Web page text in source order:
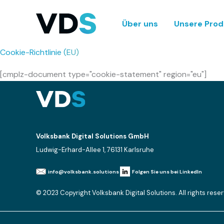
Über uns Unsere
Cookie-Richtlinie (EU)
[cmplz-document type="cookie-statement" region="eu"]
Volksbank Digital Solutions GmbH
Ludwig-Erhard-Allee 1, 76131 Karlsruhe
info@volksbank.solutions Folgen Sie uns bei LinkedIn
© 2023 Copyright Volksbank Digital Solutions. All rights